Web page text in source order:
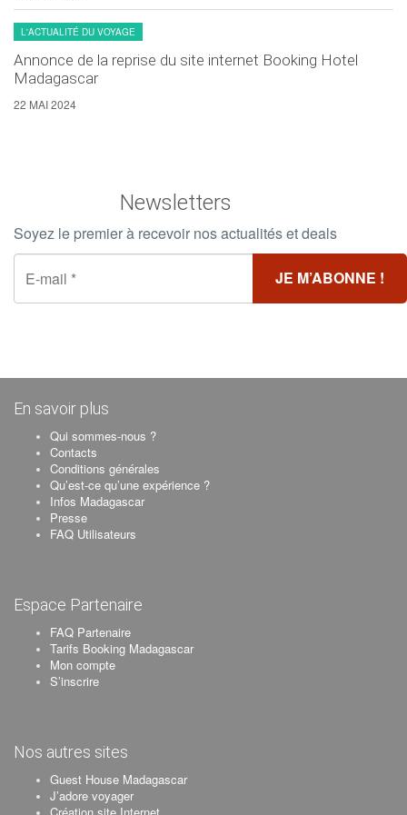
L'ACTUALITÉ DU VOYAGE
Annonce de la reprise du site internet Booking Hotel
Madagascar
22 MAI 2024
Newsletters
Soyez le premier à recevoir nos actualités et deals
En savoir plus
Qui sommes-nous ?
Contacts
Conditions générales
Qu’est-ce qu’une expérience ?
Infos Madagascar
Presse
FAQ Utilisateurs
Espace Partenaire
FAQ Partenaire
Tarifs Booking Madagascar
Mon compte
S’inscrire
Nos autres sites
Guest House Madagascar
J’adore voyager